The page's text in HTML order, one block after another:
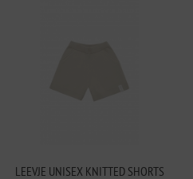
LEEVJE UNISEX KNITTED SHORTS